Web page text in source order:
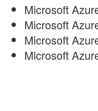
Microsoft
Microsoft
Microsoft
Microsoft